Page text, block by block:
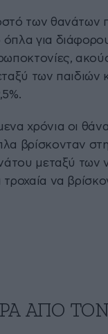
των θανάτων
για
των
χρόνια οι
βρίσκονταν
μεταξύ των
να
ΑΠΟ